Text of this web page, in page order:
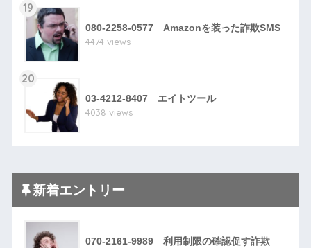
19
080-2258-0577 Amazonを装った詐欺SMS
4474 views
20
03-4212-8407 エイトツール
4038 views
新着エントリー
070-2161-9989 利用制限の確認促す詐欺